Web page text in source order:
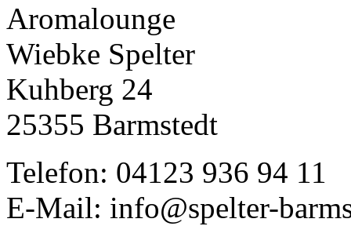
Aromalounge
Wiebke Spelter
Kuhberg 24
25355 Barmstedt
Telefon: 04123 936 94 11
E-Mail: info@spelter-